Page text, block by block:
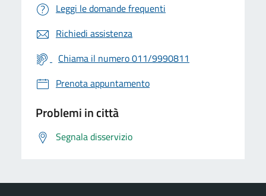
Leggi le domande frequenti
Richiedi assistenza
Chiama il numero 011/9990811
Prenota appuntamento
Problemi in città
Segnala disservizio